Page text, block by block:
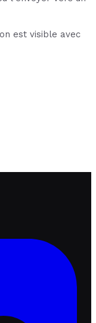
est visible avec